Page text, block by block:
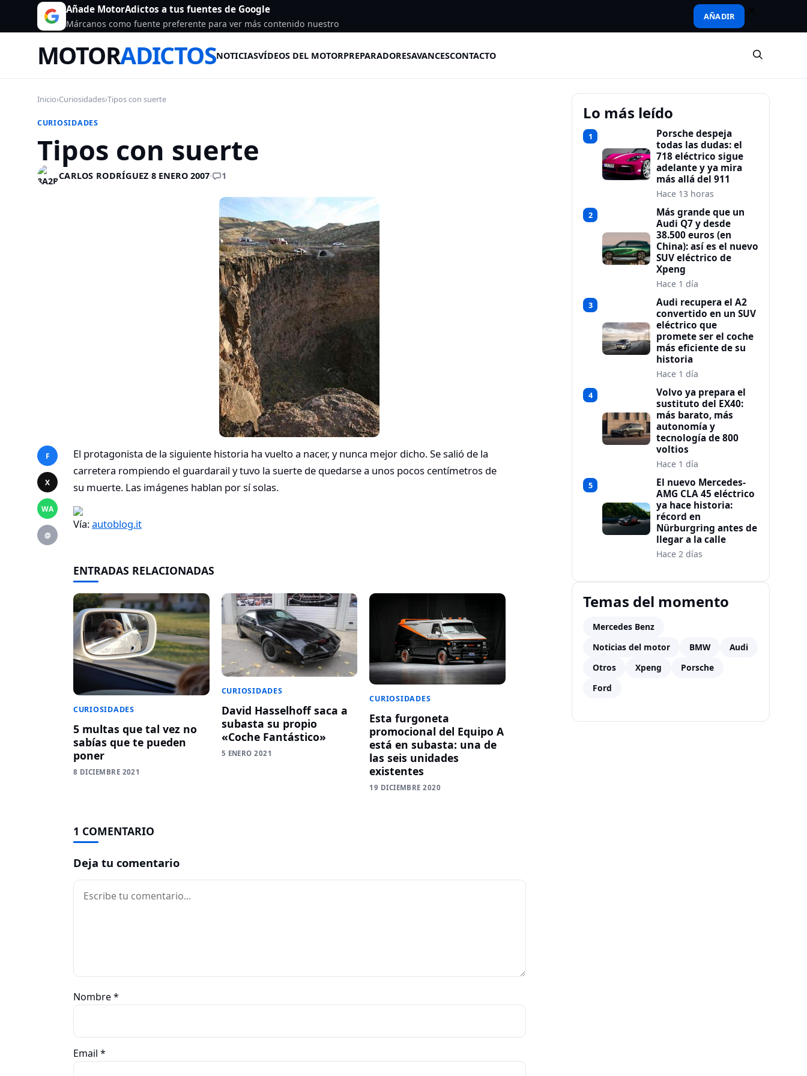
Añade MotorAdictos a tus fuentes de Google
Márcanos como fuente preferente para ver más contenido nuestro
AÑADIR
MOTORADICTOSNOTICIASVÍDEOS DEL MOTORPREPARADORESAVANCESCONTACTO
Inicio›Curiosidades›Tipos con suerte
CURIOSIDADES
Tipos con suerte
CARLOS RODRÍGUEZ·8 ENERO 2007· 1
F
X
WA
@
El protagonista de la siguiente historia ha vuelto a nacer, y nunca mejor dicho. Se salió de la
carretera rompiendo el guardarail y tuvo la suerte de quedarse a unos pocos centímetros de
su muerte. Las imágenes hablan por sí solas.
Vía:autoblog.it
ENTRADAS RELACIONADAS
CURIOSIDADES
5 multas que tal vez no
sabías que te pueden
poner
8 DICIEMBRE 2021
CURIOSIDADES
David Hasselhoff saca a
subasta su propio
«Coche Fantástico»
5 ENERO 2021
CURIOSIDADES
Esta furgoneta
promocional del Equipo A
está en subasta: una de
las seis unidades
existentes
19 DICIEMBRE 2020
1 COMENTARIO
Deja tu comentario
Comentario
Nombre*
Email *
Lo más leído
1
Porsche despeja
todas las dudas: el
718 eléctrico sigue
adelante y ya mira
más allá del 911
Hace 13 horas
2
Más grande que un
Audi Q7 y desde
38.500 euros (en
China): así es el nuevo
SUV eléctrico de
Xpeng
Hace 1 día
3
Audi recupera el A2
convertido en un SUV
eléctrico que
promete ser el coche
más eficiente de su
historia
Hace 1 día
4
Volvo ya prepara el
sustituto del EX40:
más barato, más
autonomía y
tecnología de 800
voltios
Hace 1 día
5
El nuevo Mercedes-
AMG CLA 45 eléctrico
ya hace historia:
récord en
Nürburgring antes de
llegar a la calle
Hace 2 días
Temas del momento
Mercedes Benz
Noticias del motor
BMW
Audi
Otros
Xpeng
Porsche
Ford